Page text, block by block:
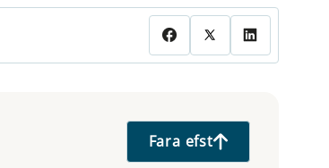
Fara efst